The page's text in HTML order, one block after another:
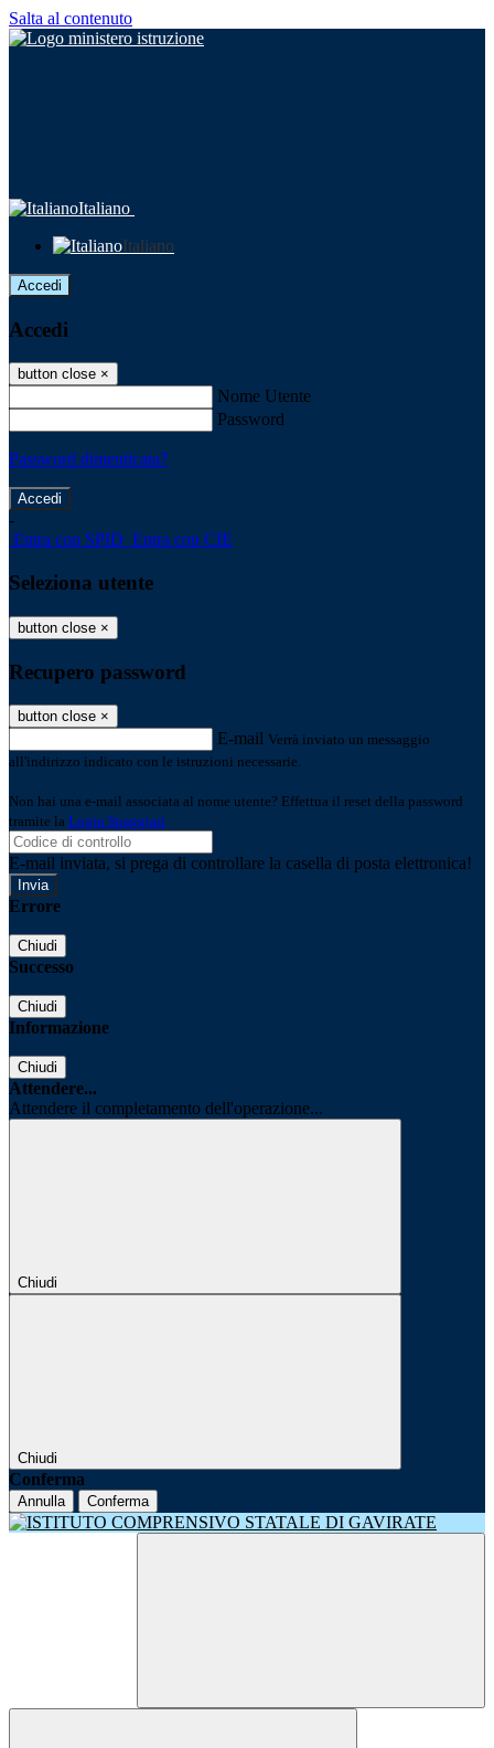
Salta al contenuto
Italiano
Italiano
Accedi
Accedi
button close ×
Nome Utente
Password
Password dimenticata?
-
Entra con SPID Entra con CIE
Seleziona utente
button close ×
Recupero password
button close ×
E-mail Verrà inviato un messaggio
all'indirizzo indicato con le istruzioni necessarie.
Non hai una e-mail associata al nome utente? Effettua il reset della password
tramite la Login Spaggiari
E-mail inviata, si prega di controllare la casella di posta elettronica!
Errore
Chiudi
Successo
Chiudi
Informazione
Chiudi
Attendere...
Attendere il completamento dell'operazione...
Chiudi
Chiudi
Conferma
Annulla Conferma